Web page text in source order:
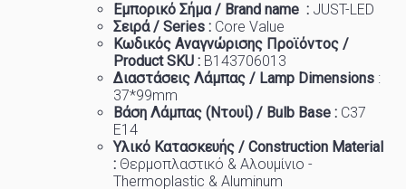
Εμπορικό Σήμα / Brand name : JUST-LED
Σειρά / Series : Core Value
Κωδικός Αναγνώρισης Προϊόντος /
Product SKU : B143706013
Διαστάσεις Λάμπας / Lamp Dimensions :
37*99mm
Βάση Λάμπας (Ντουί) / Bulb Base : C37
E14
Υλικό Κατασκευής / Construction Material
: Θερμοπλαστικό & Αλουμίνιο -
Thermoplastic & Aluminum